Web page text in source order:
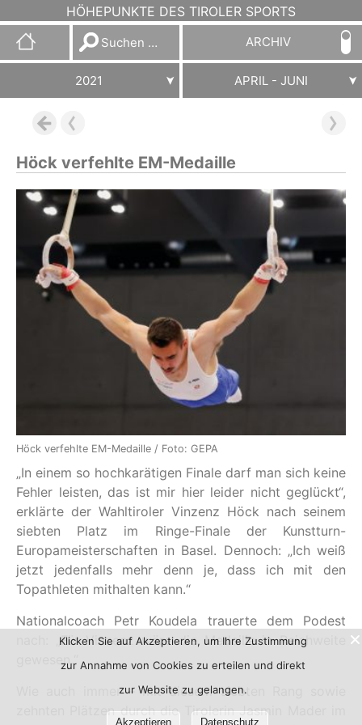
HÖHEPUNKTE DES TIROLER SPORTS
Suchen
nach:
ARCHIV
2021 APRIL - JUNI
Höck verfehlte EM-Medaille
Höck verfehlte EM-Medaille / Foto: GEPA
„In einem so hochkarätigen Finale darf man sich keine
Fehler leisten, das ist mir hier leider nicht geglückt“,
erklärte der Wahltiroler Vinzenz Höck nach seinem
siebten Platz im Ringe-Finale der Kunstturn-
Europameisterschaften in Basel. Dennoch: „Ich weiß
jetzt jedenfalls mehr denn je, dass ich mit den
Topathleten mithalten kann.“
Nationalcoach Petr Koudela trauerte dem Podest
nach: „Für Vinzenz wäre die Medaille in Reichweite
gewesen.“
Wie auch immer – mit diesem siebten Rang sowie
zehnten Plätzen durch die Tirolerin Jasmin Mader im
Klicken Sie auf Akzeptieren, um Ihre Zustimmung
zur Annahme von Cookies zu erteilen und direkt
zur Website zu gelangen.
Akzeptieren Datenschutz